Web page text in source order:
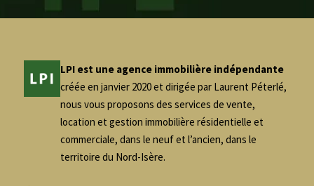
LPI est une agence immobilière indépendante
créée en janvier 2020 et dirigée par Laurent Péterlé,
nous vous proposons des services de vente,
location et gestion immobilière résidentielle et
commerciale, dans le neuf et l’ancien, dans le
territoire du Nord-Isère.